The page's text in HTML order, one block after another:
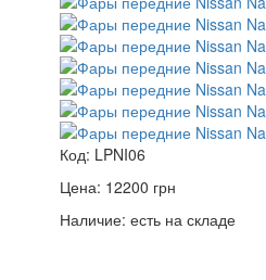
Код: LPNI06
Цена: 12200 грн
Наличие: есть на складе